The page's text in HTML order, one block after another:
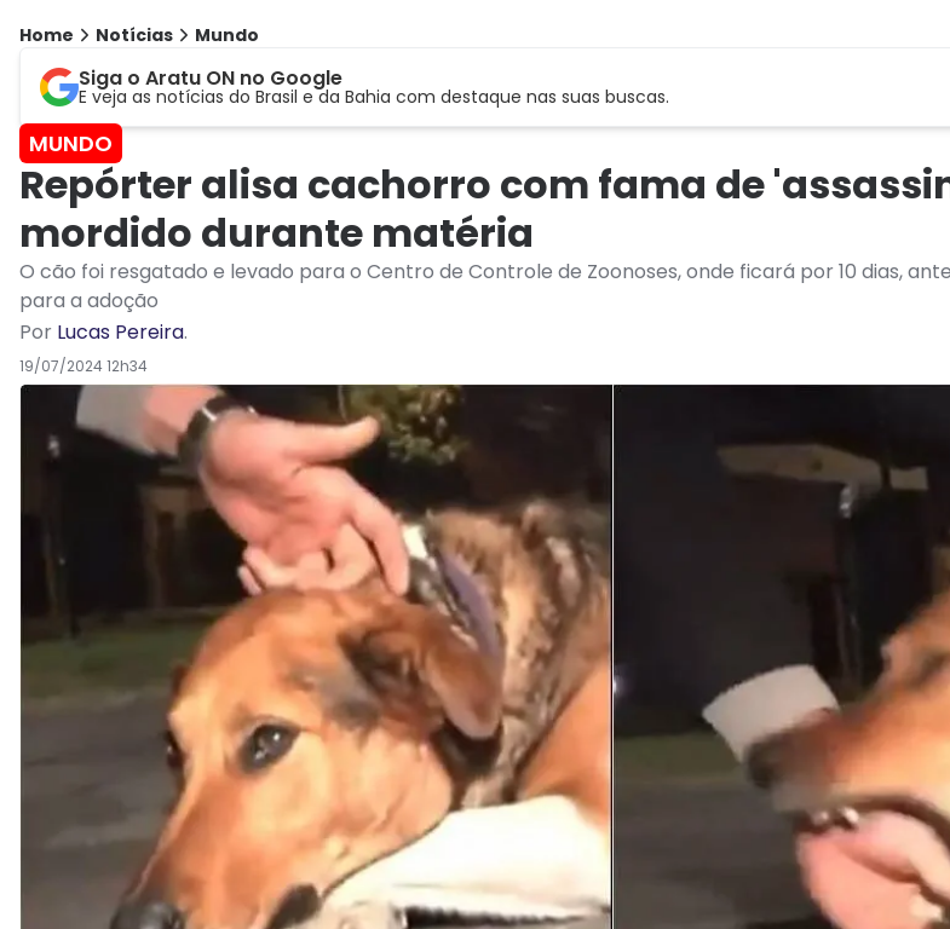
Home Notícias Mundo
Siga o Aratu ON no Google
E veja as notícias do Brasil e da Bahia com destaque nas suas buscas.
MUNDO
Repórter alisa cachorro com fama de
mordido durante matéria
O cão foi resgatado e levado para o Centro de Controle de Zoonoses, onde ficará por 10 dias,
para a adoção
Por Lucas Pereira.
19/07/2024 12h34